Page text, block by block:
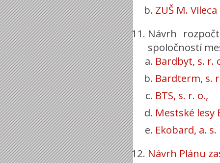
ZUŠ M. Vileca
Návrh
spoločností
Bardbyt, s. r.
Bardterm, s.
BTS, s. r. o.,
Mestské lesy
Ekobard, a. s.
Návrh Plánu